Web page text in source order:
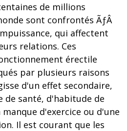
de millions
sont confrontés ÃƒÂ
qui affectent
relations. Ces
érectile
par plusieurs raisons
d'un effet secondaire,
de santé, d'habitude de
d'exercice ou d'une
Il est courant que les